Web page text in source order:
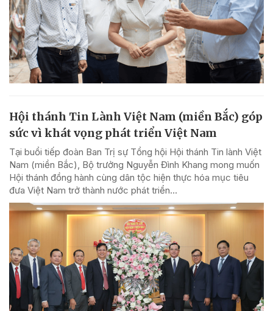
Hội thánh Tin Lành Việt Nam (miền Bắc) góp
sức vì khát vọng phát triển Việt Nam
Tại buổi tiếp đoàn Ban Trị sự Tổng hội Hội thánh Tin lành Việt
Nam (miền Bắc), Bộ trưởng Nguyễn Đình Khang mong muốn
Hội thánh đồng hành cùng dân tộc hiện thực hóa mục tiêu
đưa Việt Nam trở thành nước phát triển...